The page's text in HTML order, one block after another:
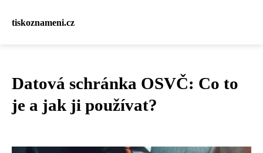
tiskoznameni.cz
Datová schránka OSVČ: Co to
je a jak ji používat?